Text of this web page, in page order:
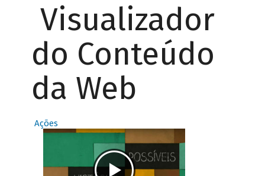
Visualizador
do Conteúdo
da Web
Ações